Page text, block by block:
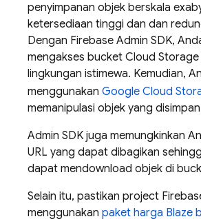
penyimpanan objek berskala
ketersediaan tinggi dan dan
Dengan Firebase Admin SDK,
mengakses bucket Cloud Storage
lingkungan istimewa. Kemudian,
menggunakan Google Cloud
memanipulasi objek yang
Admin SDK juga memungkinkan
URL yang dapat dibagikan
dapat mendownload objek di
Selain itu, pastikan project
menggunakan paket harga Blaze